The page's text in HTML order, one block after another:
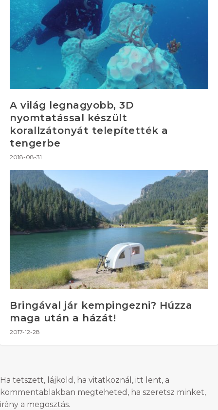
A világ legnagyobb, 3D
nyomtatással készült
korallzátonyát telepítették a
tengerbe
2018-08-31
Bringával jár kempingezni? Húzza
maga után a házát!
2017-12-28
Ha tetszett, lájkold, ha vitatkoznál, itt lent, a
kommentablakban megteheted, ha szeretsz minket,
irány a megosztás.